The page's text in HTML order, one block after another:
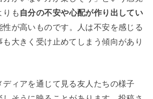
りも 自分の不安や心配が作り出してい
性が高いものです。人は不安を感じる
も大きく受け止めてしまう傾向があり
ィアを通じて見る友人たちの様子